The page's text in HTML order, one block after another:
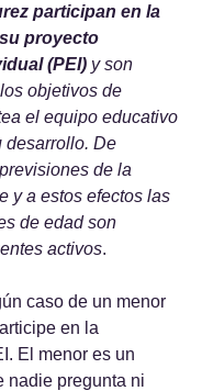
participan en la
proyecto
(PEI) y son
objetivos de
el equipo educativo
desarrollo. De
de la
y a estos efectos las
de edad son
activos.
caso de un menor
en la
El menor es un
nadie pregunta ni